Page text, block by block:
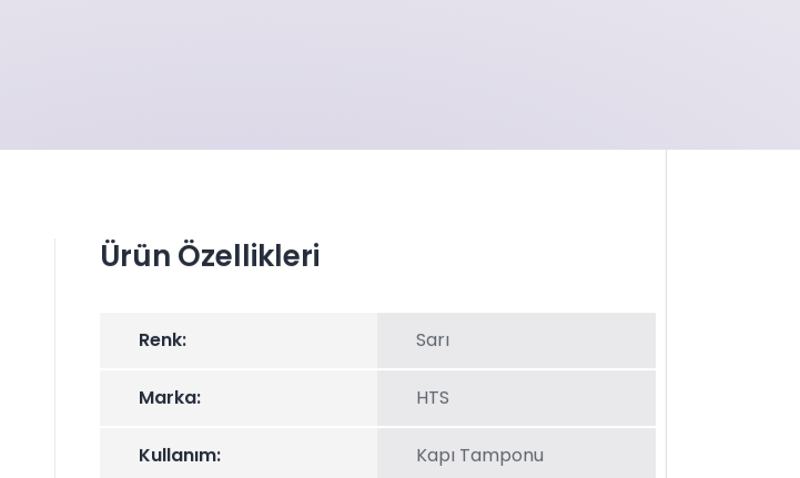
Ürün Özellikleri
Renk: Sarı
Marka: HTS
Kullanım: Kapı Tamponu